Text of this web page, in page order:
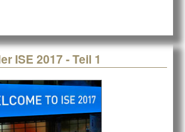
ISE 2017 - Teil 1